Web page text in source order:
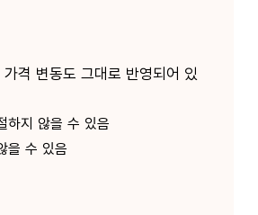
격 변동도 그대로 반영되어 있
하지 않을 수 있음
을 수 있음